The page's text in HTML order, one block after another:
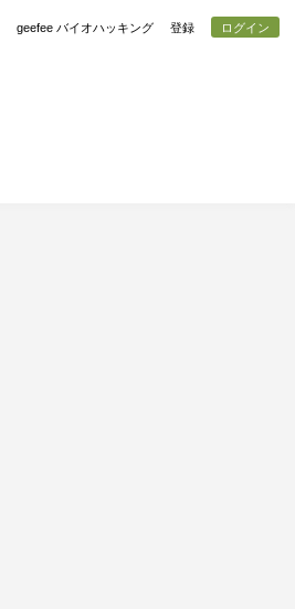
geefee バイオハッキング 登録 ログイン